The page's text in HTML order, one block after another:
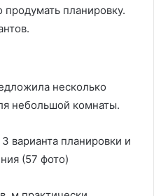
планировку.
несколько
небольшой комнаты.